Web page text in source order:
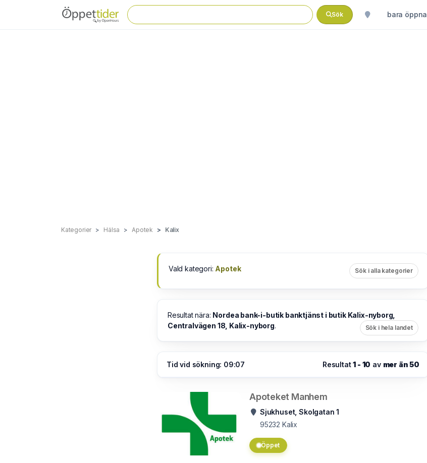
Sök bara öppna
Kategorier Hälsa Apotek Kalix
Vald kategori: Apotek Sök i alla kategorier
Resultat nära: Nordea bank-i-butik banktjänst i butik Kalix-nyborg,
Centralvägen 18, Kalix-nyborg. Sök i hela landet
Tid vid sökning: 09:07 Resultat1 - 10 av mer än 50
Apoteket Manhem
Sjukhuset, Skolgatan 1
95232 Kalix
Öppet